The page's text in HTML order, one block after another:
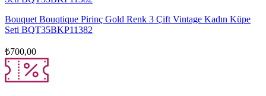
Bouquet Bouqtique Pirinç Gold Renk 3 Çift Vintage Kadın Küpe
Seti BQT35BKP11382
₺700,00